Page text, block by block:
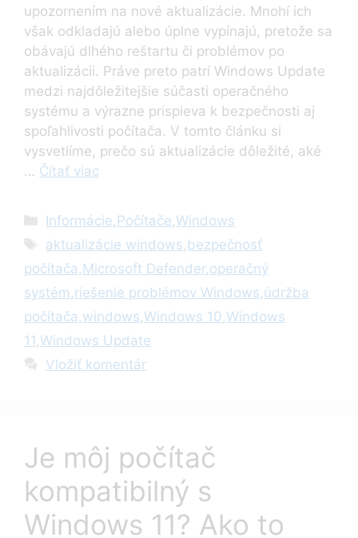
upozornením na nové aktualizácie. Mnohí ich
však odkladajú alebo úplne vypínajú, pretože sa
obávajú dlhého reštartu či problémov po
aktualizácii. Práve preto patrí Windows Update
medzi najdôležitejšie súčasti operačného
systému a výrazne prispieva k bezpečnosti aj
spoľahlivosti počítača. V tomto článku si
vysvetlíme, prečo sú aktualizácie dôležité, aké
… Čítať viac
Kategórie
Informácie Počítače Windows
Značky
aktualizácie windows bezpečnosť
počítača Microsoft Defender, operačný
systém riešenie problémov Windows údržba
počítača windows Windows 10 Windows
11 Windows Update
Vložiť komentár
Je môj počítač
kompatibilný s
Windows 11? Ako to